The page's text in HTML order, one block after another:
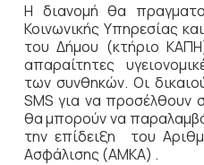
Η διανομή θα
Κοινωνικής Υπηρεσίας
του Δήμου (κτήριο
απαραίτητες
των συνθηκών. Οι
SMS για να προσέλθουν
θα μπορούν να
την επίδειξη του
Ασφάλισης (ΑΜΚΑ) .